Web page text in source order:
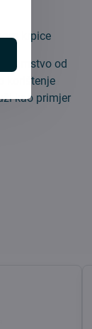
krpice
jamstvo od
korištenje
kao primjer